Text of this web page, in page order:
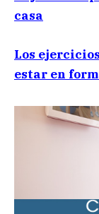
casa
Los
estar en